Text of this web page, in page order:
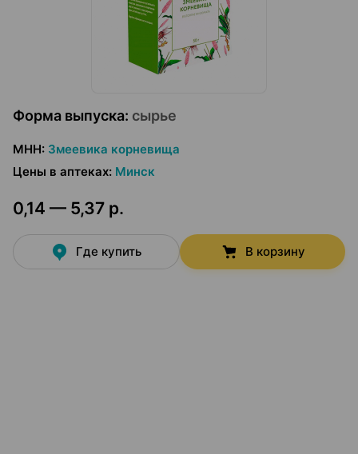
Форма выпуска: сырье
МНН: Змеевика корневища
Цены в аптеках: Минск
0,14 — 5,37 р.
Где купить В корзину